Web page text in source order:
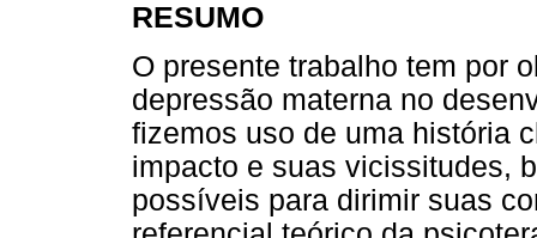
RESUMO
O presente trabalho tem por
depressão materna no
fizemos uso de uma história
impacto e suas vicissitudes,
possíveis para dirimir suas